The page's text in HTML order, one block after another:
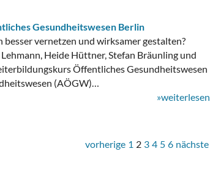
Gesundheitswesen Berlin
vernetzen und wirksamer gestalten?
Heide Hüttner, Stefan Bräunling und
Öffentliches Gesundheitswesen
(AÖGW)…
»weiterlesen
vorherige 1 2 3 4 5 6 nächste